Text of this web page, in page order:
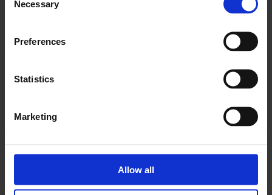
Selection
Necessary
Preferences
Statistics
Marketing
Allow all
Super autoværksted, god service, er kommet der i
Conni Nielsen